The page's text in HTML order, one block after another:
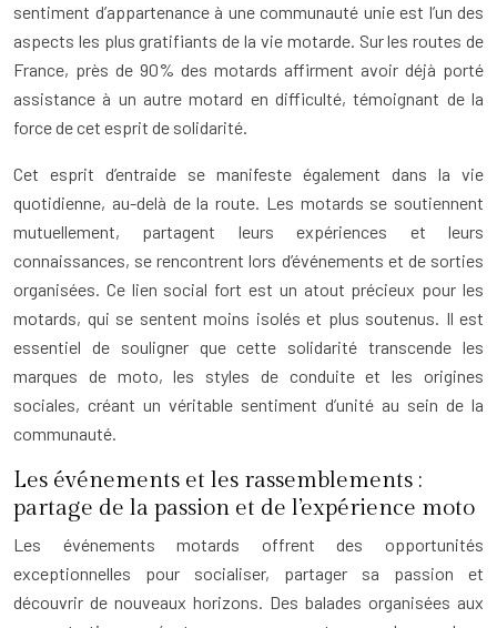
sentiment d’appartenance à une communauté unie est l’un des
aspects les plus gratifiants de la vie motarde. Sur les routes de
France, près de 90% des motards affirment avoir déjà porté
assistance à un autre motard en difficulté, témoignant de la
force de cet esprit de solidarité.
Cet esprit d’entraide se manifeste également dans la vie
quotidienne, au-delà de la route. Les motards se soutiennent
mutuellement, partagent leurs expériences et leurs
connaissances, se rencontrent lors d’événements et de sorties
organisées. Ce lien social fort est un atout précieux pour les
motards, qui se sentent moins isolés et plus soutenus. Il est
essentiel de souligner que cette solidarité transcende les
marques de moto, les styles de conduite et les origines
sociales, créant un véritable sentiment d’unité au sein de la
communauté.
Les événements et les rassemblements :
partage de la passion et de l’expérience moto
Les événements motards offrent des opportunités
exceptionnelles pour socialiser, partager sa passion et
découvrir de nouveaux horizons. Des balades organisées aux